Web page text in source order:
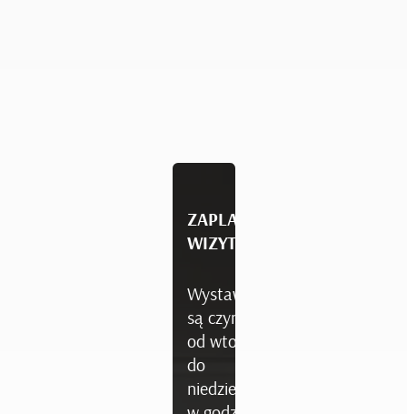
ZAPLANUJ
WIZYTĘ
Wystawy
są czynne
od wtorku
do
niedzieli